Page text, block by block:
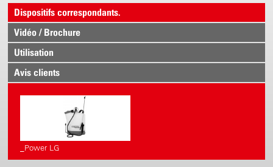
Dispositifs correspondants.
Vidéo / Brochure
Utilisation
Avis clients
_Power LG